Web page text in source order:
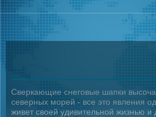
Сверкающие снеговые шапки
северных морей - все это явления
живет своей удивительной жизнью и